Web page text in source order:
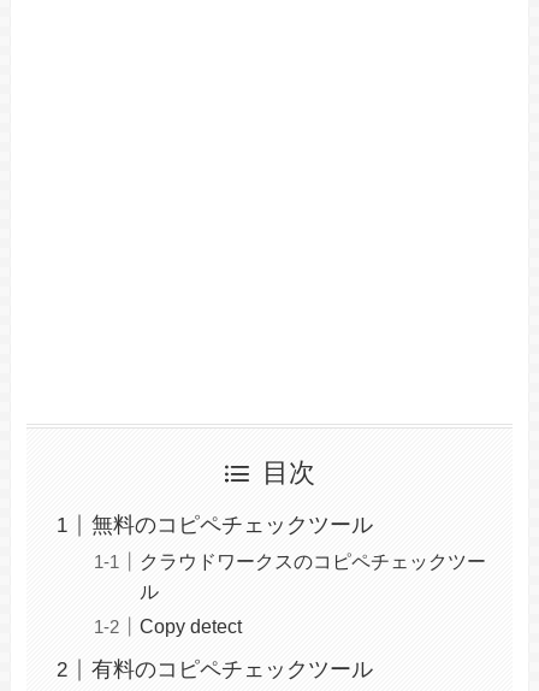
目次
無料のコピペチェックツール
クラウドワークスのコピペチェックツー
ル
Copy detect
有料のコピペチェックツール